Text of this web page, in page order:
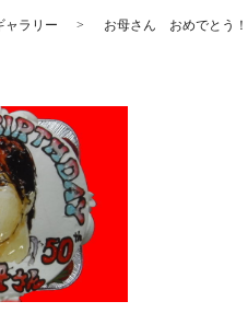
ャラリー お母さん おめでとう！